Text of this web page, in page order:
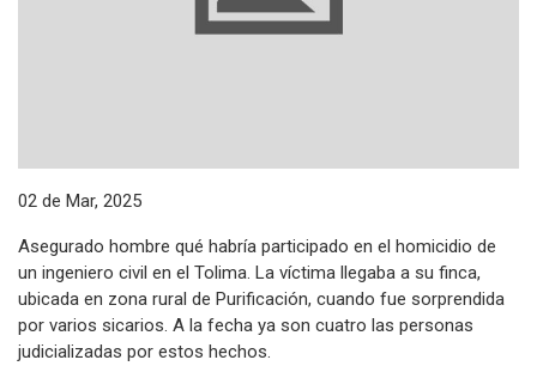
02 de Mar, 2025
Asegurado hombre qué habría participado en el homicidio de
un ingeniero civil en el Tolima. La víctima llegaba a su finca,
ubicada en zona rural de Purificación, cuando fue sorprendida
por varios sicarios. A la fecha ya son cuatro las personas
judicializadas por estos hechos.